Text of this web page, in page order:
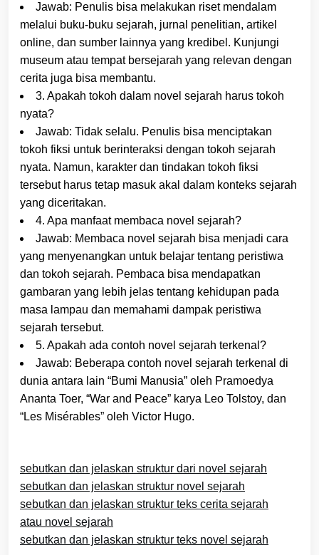
Jawab: Penulis bisa melakukan riset mendalam
melalui buku-buku sejarah, jurnal penelitian, artikel
online, dan sumber lainnya yang kredibel. Kunjungi
museum atau tempat bersejarah yang relevan dengan
cerita juga bisa membantu.
3. Apakah tokoh dalam novel sejarah harus tokoh
nyata?
Jawab: Tidak selalu. Penulis bisa menciptakan
tokoh fiksi untuk berinteraksi dengan tokoh sejarah
nyata. Namun, karakter dan tindakan tokoh fiksi
tersebut harus tetap masuk akal dalam konteks sejarah
yang diceritakan.
4. Apa manfaat membaca novel sejarah?
Jawab: Membaca novel sejarah bisa menjadi cara
yang menyenangkan untuk belajar tentang peristiwa
dan tokoh sejarah. Pembaca bisa mendapatkan
gambaran yang lebih jelas tentang kehidupan pada
masa lampau dan memahami dampak peristiwa
sejarah tersebut.
5. Apakah ada contoh novel sejarah terkenal?
Jawab: Beberapa contoh novel sejarah terkenal di
dunia antara lain “Bumi Manusia” oleh Pramoedya
Ananta Toer, “War and Peace” karya Leo Tolstoy, dan
“Les Misérables” oleh Victor Hugo.
sebutkan dan jelaskan struktur dari novel sejarah
sebutkan dan jelaskan struktur novel sejarah
sebutkan dan jelaskan struktur teks cerita sejarah
atau novel sejarah
sebutkan dan jelaskan struktur teks novel sejarah